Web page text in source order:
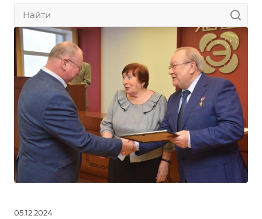
05.12.2024